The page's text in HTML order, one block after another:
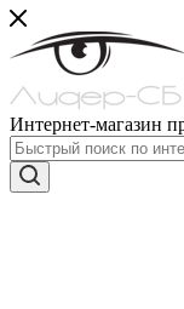
Интернет-магазин